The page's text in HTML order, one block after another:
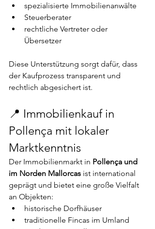
spezialisierte Immobilienanwälte
Steuerberater
rechtliche Vertreter oder
Übersetzer
Diese Unterstützung sorgt dafür, dass
der Kaufprozess transparent und
rechtlich abgesichert ist.
📍 Immobilienkauf in
Pollença mit lokaler
Marktkenntnis
Der Immobilienmarkt in Pollença und
im Norden Mallorcas ist international
geprägt und bietet eine große Vielfalt
an Objekten:
historische Dorfhäuser
traditionelle Fincas im Umland